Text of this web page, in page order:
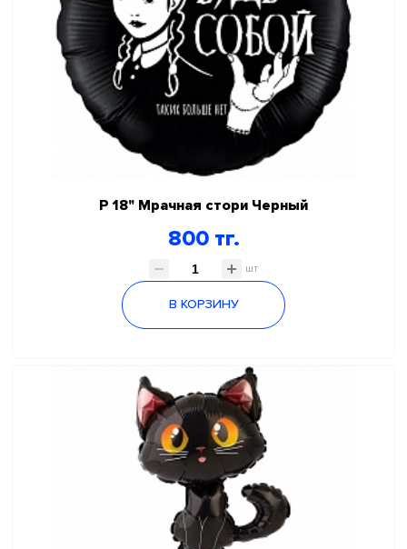
Р 18" Мрачная стори Черный
800 тг.
шт
В КОРЗИНУ